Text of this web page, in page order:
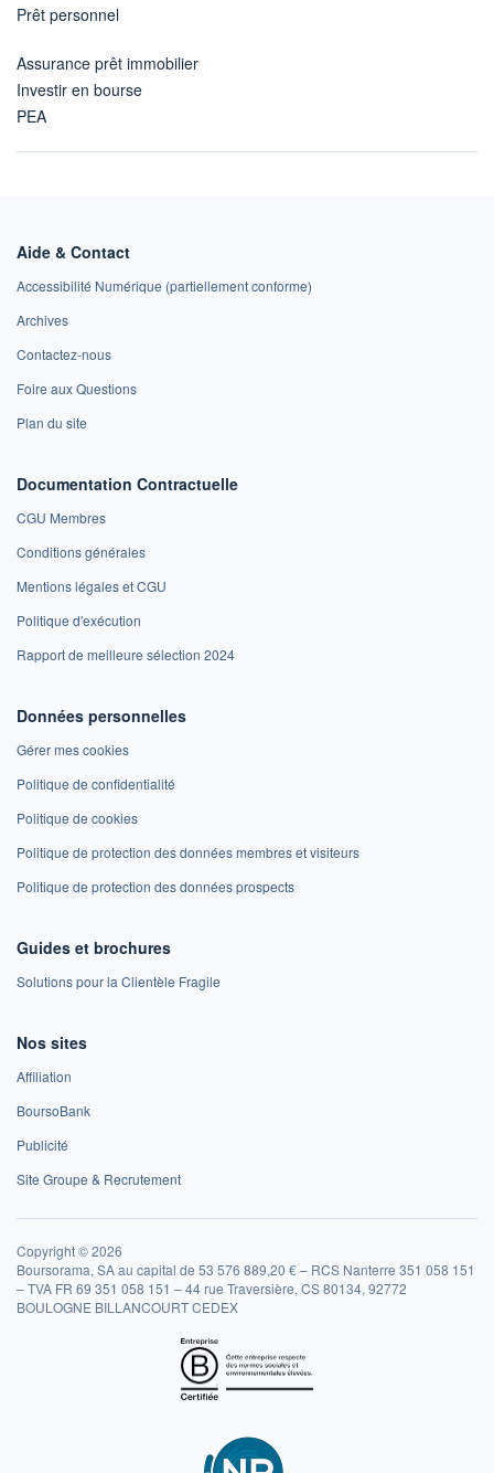
Prêt personnel
Assurance prêt immobilier
Investir en bourse
PEA
Aide & Contact
Accessibilité Numérique (partiellement conforme)
Archives
Contactez-nous
Foire aux Questions
Plan du site
Documentation Contractuelle
CGU Membres
Conditions générales
Mentions légales et CGU
Politique d'exécution
Rapport de meilleure sélection 2024
Données personnelles
Gérer mes cookies
Politique de confidentialité
Politique de cookies
Politique de protection des données membres et visiteurs
Politique de protection des données prospects
Guides et brochures
Solutions pour la Clientèle Fragile
Nos sites
Affiliation
BoursoBank
Publicité
Site Groupe & Recrutement
Copyright © 2026
Boursorama, SA au capital de 53 576 889,20 € – RCS Nanterre 351 058 151
– TVA FR 69 351 058 151 – 44 rue Traversière, CS 80134, 92772
BOULOGNE BILLANCOURT CEDEX